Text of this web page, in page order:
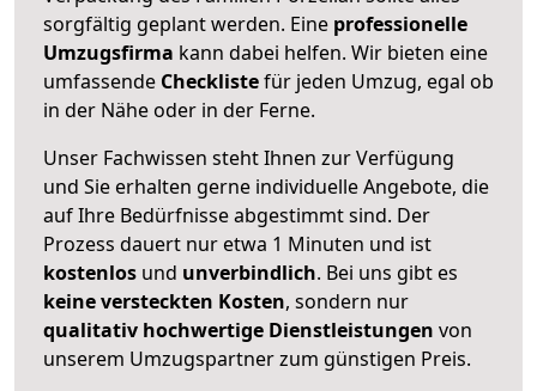
sorgfältig geplant werden. Eine professionelle
Umzugsfirma kann dabei helfen. Wir bieten eine
umfassende Checklistefür jeden Umzug, egal ob
in der Nähe oder in der Ferne.
Unser Fachwissen steht Ihnen zur Verfügung
und Sie erhalten gerne individuelle Angebote, die
auf Ihre Bedürfnisse abgestimmt sind. Der
Prozess dauert nur etwa 1 Minuten und ist
kostenlos und unverbindlich. Bei uns gibt es
keine versteckten Kosten, sondern nur
qualitativ hochwertige Dienstleistungen von
unserem Umzugspartner zum günstigen Preis.